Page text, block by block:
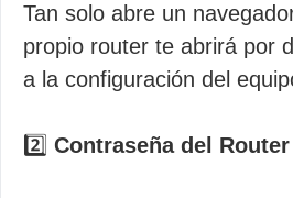
Tan solo abre un
propio router te abrirá por
a la configuración del
2️⃣ Contraseña del Router